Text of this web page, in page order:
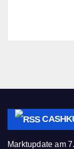
Marktupdate am